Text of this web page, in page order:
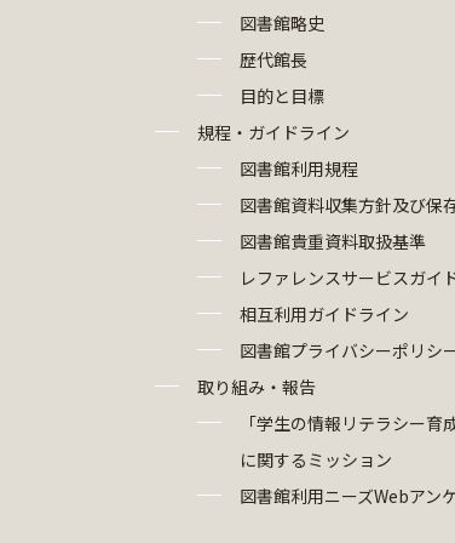
図書館略史
歴代館長
目的と目標
規程・ガイドライン
図書館利用規程
図書館資料収集方針及び保
図書館貴重資料取扱基準
レファレンスサービスガイ
相互利用ガイドライン
図書館プライバシーポリシ
取り組み・報告
「学生の情報リテラシー育
に関するミッション
図書館利用ニーズWebアン